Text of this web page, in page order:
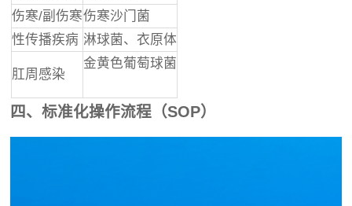
伤寒/副伤寒伤寒沙门菌
性传播疾病 淋球菌、衣原体
肛周感染
金黄色葡萄球菌
四、标准化操作流程（SOP）